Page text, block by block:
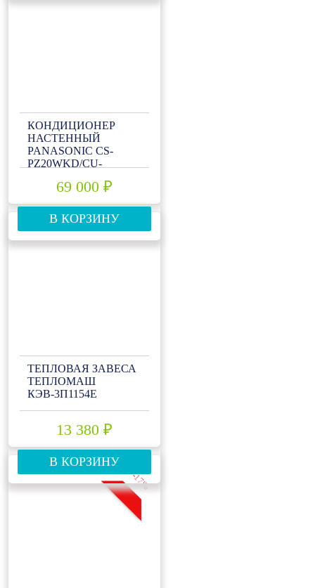
КОНДИЦИОНЕР
НАСТЕННЫЙ
PANASONIC CS-
PZ20WKD/CU-
69 000 ₽
В КОРЗИНУ
ТЕПЛОВАЯ ЗАВЕСА
ТЕПЛОМАШ
КЭВ-3П1154E
13 380 ₽
В КОРЗИНУ
-17%